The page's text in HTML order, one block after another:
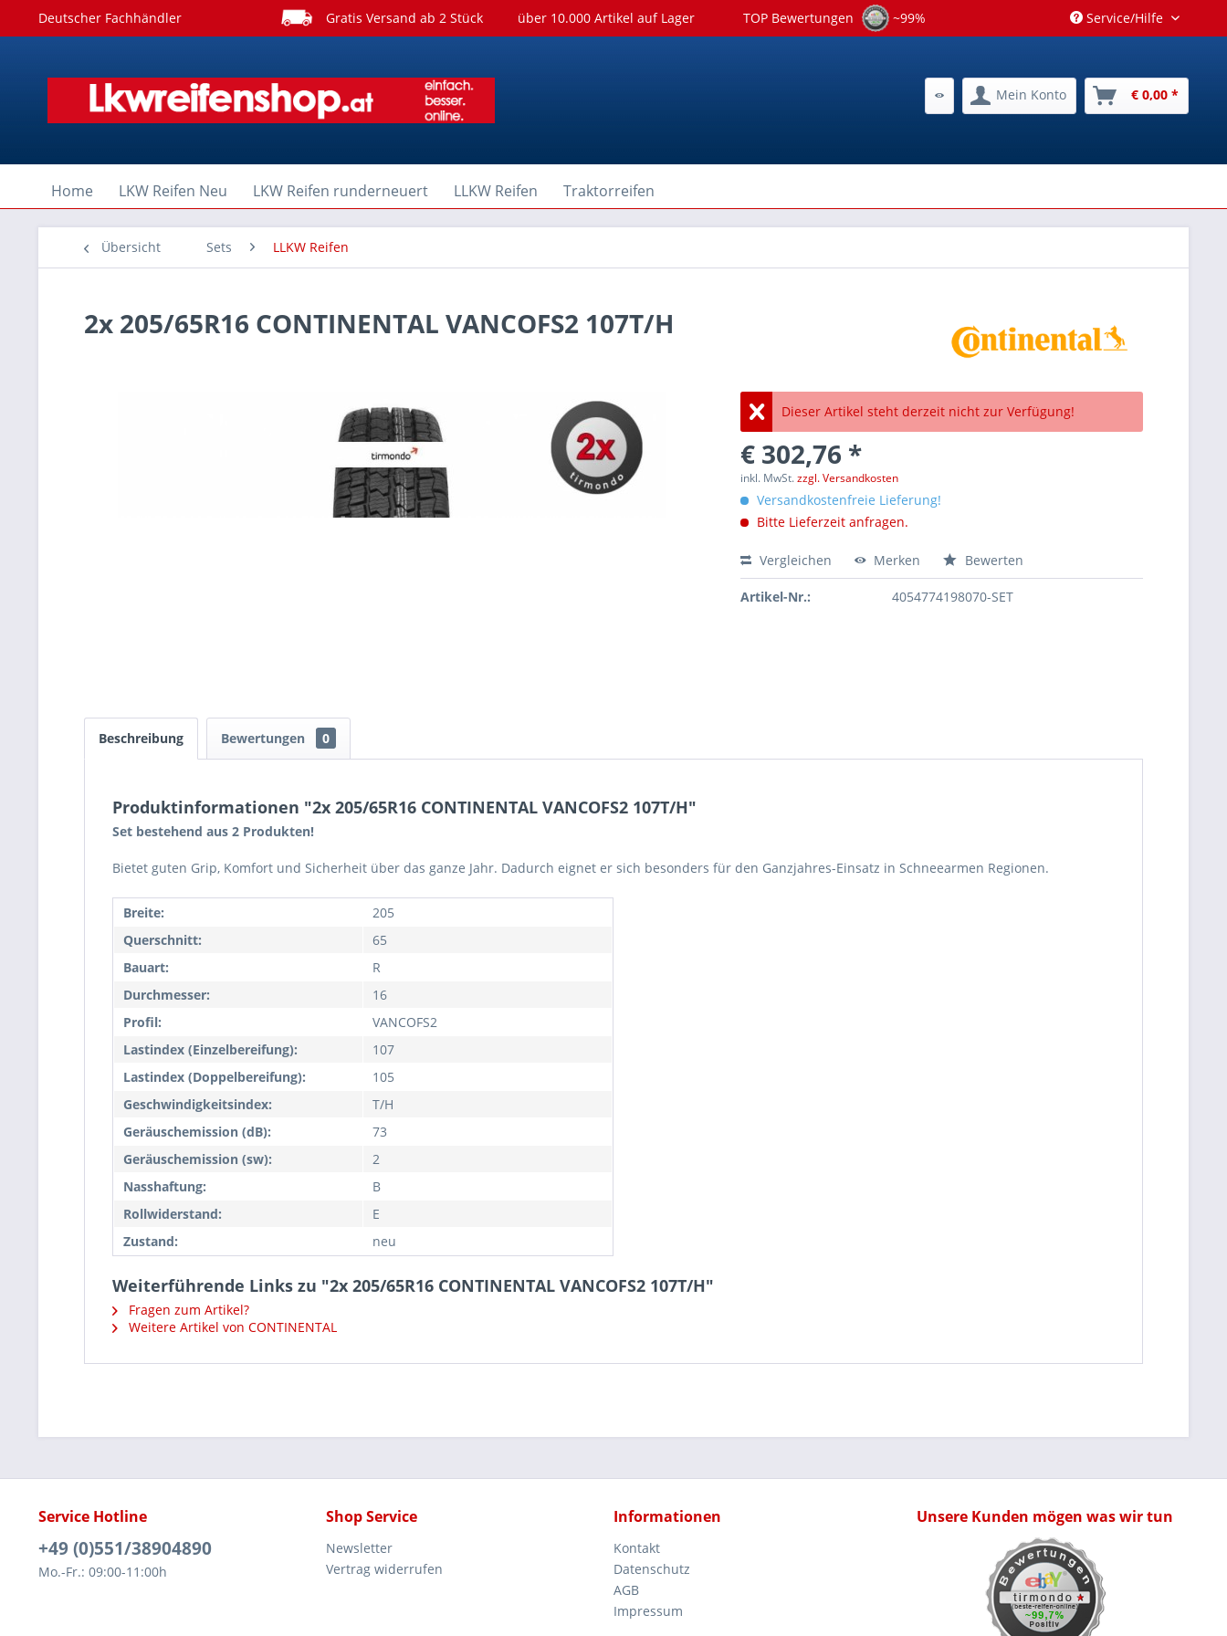
Deutscher Fachhändler Gratis Versand ab 2 Stück über 10.000 Artikel auf Lager TOP Bewertungen ~99% Service/Hilfe
Mein Konto € 0,00 *
Home LKW Reifen Neu LKW Reifen runderneuert LLKW Reifen Traktorreifen
Übersicht Sets LLKW Reifen
2x 205/65R16 CONTINENTAL VANCOFS2 107T/H
Dieser Artikel steht derzeit nicht zur Verfügung!
€ 302,76 *
inkl. MwSt.zzgl. Versandkosten
Versandkostenfreie Lieferung!
Bitte Lieferzeit anfragen.
Vergleichen Merken Bewerten
Artikel-Nr.: 4054774198070-SET
Beschreibung Bewertungen 0
Produktinformationen "2x 205/65R16 CONTINENTAL VANCOFS2 107T/H"
Set bestehend aus 2 Produkten!
Bietet guten Grip, Komfort und Sicherheit über das ganze Jahr. Dadurch eignet er sich besonders für den Ganzjahres-Einsatz in Schneearmen Regionen.
Breite:
205
Querschnitt:
65
Bauart:
R
Durchmesser:
16
Profil:
VANCOFS2
Lastindex (Einzelbereifung):
107
Lastindex (Doppelbereifung):
105
Geschwindigkeitsindex:
T/H
Geräuschemission (dB):
73
Geräuschemission (sw):
2
Nasshaftung:
B
Rollwiderstand:
E
Zustand:
neu
Weiterführende Links zu "2x 205/65R16 CONTINENTAL VANCOFS2 107T/H"
Fragen zum Artikel?
Weitere Artikel von CONTINENTAL
Service Hotline
+49 (0)551/38904890
Mo.-Fr.: 09:00-11:00h
Shop Service
Newsletter
Vertrag widerrufen
Informationen
Kontakt
Datenschutz
AGB
Impressum
Unsere Kunden mögen was wir tun